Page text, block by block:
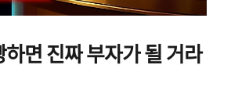
면 진짜 부자가 될 거라